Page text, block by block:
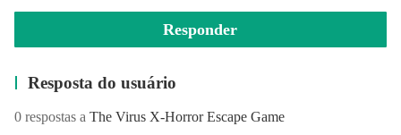
Responder
Resposta do usuário
0 respostas a The Virus X-Horror Escape Game